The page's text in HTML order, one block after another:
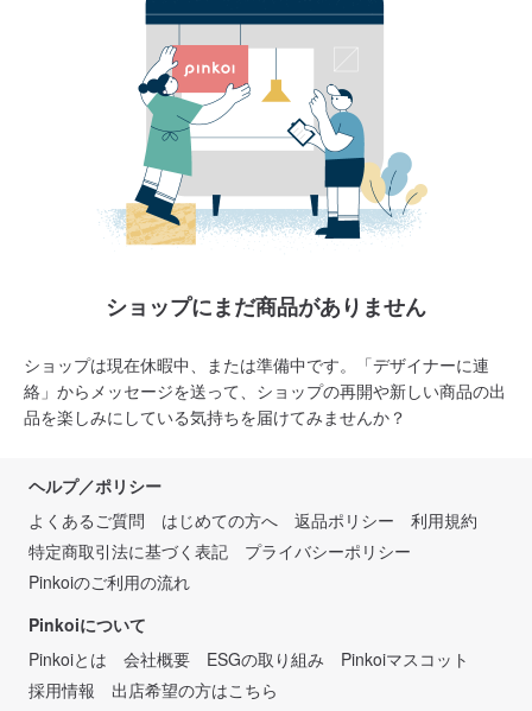
ショップにまだ商品がありません
ショップは現在休暇中、または準備中です。「デザイナーに連
絡」からメッセージを送って、ショップの再開や新しい商品の出
品を楽しみにしている気持ちを届けてみませんか？
ヘルプ／ポリシー
よくあるご質問
はじめての方へ 返品ポリシー
利用規約
特定商取引法に基づく表記
プライバシーポリシー
Pinkoiのご利用の流れ
Pinkoiについて
Pinkoiとは
会社概要 ESGの取り組み
Pinkoiマスコット
採用情報
出店希望の方はこちら